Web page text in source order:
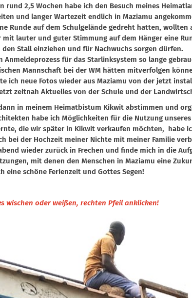
rund 2,5 Wochen habe ich den Besuch meines
und langer Wartezeit endlich in Maziamu
Runde auf dem Schulgelände gedreht hatten,
lauter und guter Stimmung auf dem Hänger eine
Stall einziehen und für Nachwuchs sorgen dürfen.
Anmeldeprozess für das Starlinksystem so lange
Mannschaft bei der WM hätten mitverfolgen
ich neue Fotos wieder aus Maziamu von der jetzt
zeitnah Aktuelles von der Schule und der
in meinem Heimatbistum Kikwit abstimmen und
habe ich Möglichkeiten für die Nutzung
die wir später in Kikwit verkaufen möchten, habe
bei der Hochzeit meiner Nichte mit meiner Familie
wieder zurück in Frechen und finde mich in die
mit denen den Menschen in Maziamu eine
eine schöne Ferienzeit und Gottes Segen!
wischen oder weißen, rechten Pfeil anklicken!